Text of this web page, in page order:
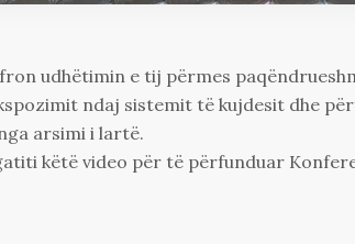
udhëtimin e tij përmes
ndaj sistemit të kujdesit dhe
arsimi i lartë.
këtë video për të përfunduar